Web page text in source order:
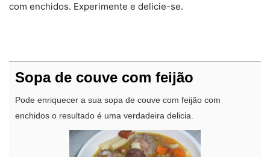
com enchidos. Experimente e delicie-se.
Sopa de couve com feijão
Pode enriquecer a sua sopa de couve com feijão com
enchidos o resultado é uma verdadeira delicia.